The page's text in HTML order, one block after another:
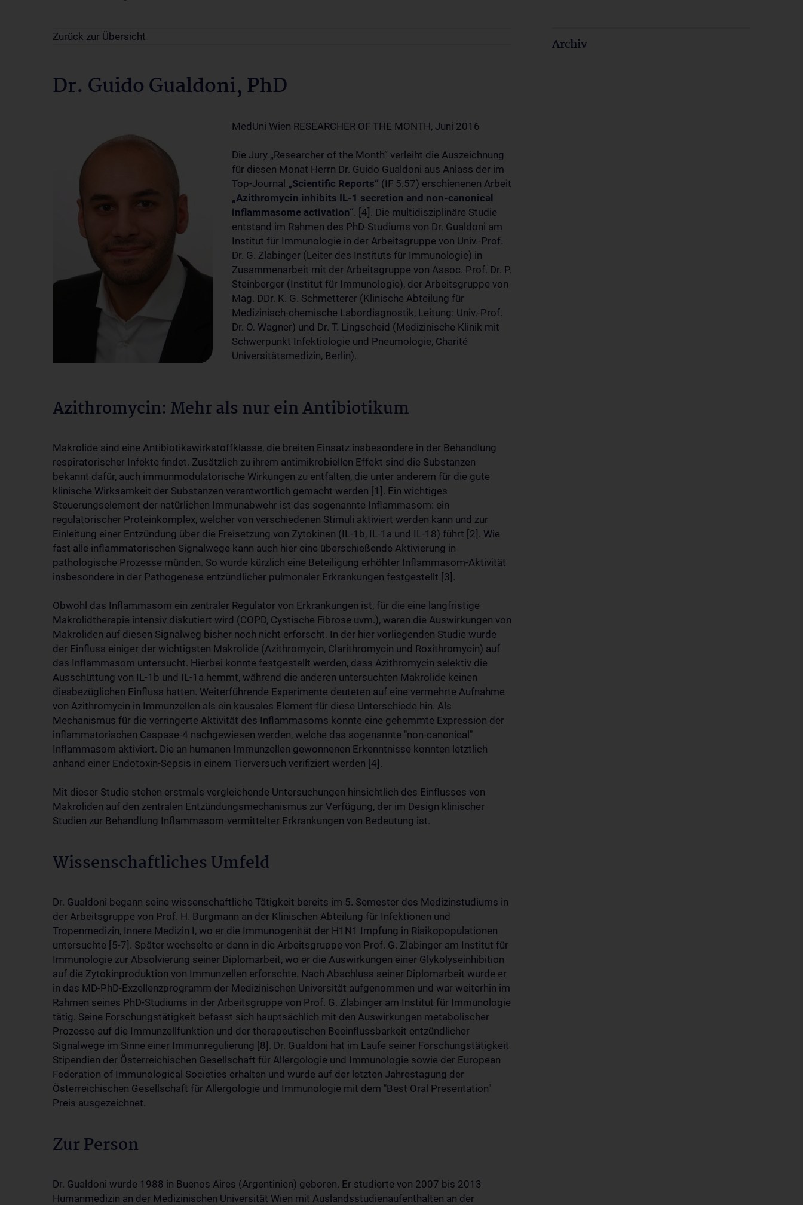
Zurück zur Übersicht
Dr. Guido Gualdoni, PhD
MedUni Wien RESEARCHER OF THE MONTH, Juni 2016
Die Jury „Researcher of the Month” verleiht die Auszeichnung
für diesen Monat Herrn Dr. Guido Gualdoni aus Anlass der im
Top-Journal „Scientific Reports“ (IF 5.57) erschienenen Arbeit
„Azithromycin inhibits IL-1 secretion and non-canonical
inflammasome activation“. [4]. Die multidisziplinäre Studie
entstand im Rahmen des PhD-Studiums von Dr. Gualdoni am
Institut für Immunologie in der Arbeitsgruppe von Univ.-Prof.
Dr. G. Zlabinger (Leiter des Instituts für Immunologie) in
Zusammenarbeit mit der Arbeitsgruppe von Assoc. Prof. Dr. P.
Steinberger (Institut für Immunologie), der Arbeitsgruppe von
Mag. DDr. K. G. Schmetterer (Klinische Abteilung für
Medizinisch-chemische Labordiagnostik, Leitung: Univ.-Prof.
Dr. O. Wagner) und Dr. T. Lingscheid (Medizinische Klinik mit
Schwerpunkt Infektiologie und Pneumologie, Charité
Universitätsmedizin, Berlin).
Azithromycin: Mehr als nur ein Antibiotikum
Makrolide sind eine Antibiotikawirkstoffklasse, die breiten Einsatz insbesondere in der Behandlung
respiratorischer Infekte findet. Zusätzlich zu ihrem antimikrobiellen Effekt sind die Substanzen
bekannt dafür, auch immunmodulatorische Wirkungen zu entfalten, die unter anderem für die gute
klinische Wirksamkeit der Substanzen verantwortlich gemacht werden [1]. Ein wichtiges
Steuerungselement der natürlichen Immunabwehr ist das sogenannte Inflammasom: ein
regulatorischer Proteinkomplex, welcher von verschiedenen Stimuli aktiviert werden kann und zur
Einleitung einer Entzündung über die Freisetzung von Zytokinen (IL-1b, IL-1a und IL-18) führt [2]. Wie
fast alle inflammatorischen Signalwege kann auch hier eine überschießende Aktivierung in
pathologische Prozesse münden. So wurde kürzlich eine Beteiligung erhöhter Inflammasom-Aktivität
insbesondere in der Pathogenese entzündlicher pulmonaler Erkrankungen festgestellt [3].
Obwohl das Inflammasom ein zentraler Regulator von Erkrankungen ist, für die eine langfristige
Makrolidtherapie intensiv diskutiert wird (COPD, Cystische Fibrose uvm.), waren die Auswirkungen von
Makroliden auf diesen Signalweg bisher noch nicht erforscht. In der hier vorliegenden Studie wurde
der Einfluss einiger der wichtigsten Makrolide (Azithromycin, Clarithromycin und Roxithromycin) auf
das Inflammasom untersucht. Hierbei konnte festgestellt werden, dass Azithromycin selektiv die
Ausschüttung von IL-1b und IL-1a hemmt, während die anderen untersuchten Makrolide keinen
diesbezüglichen Einfluss hatten. Weiterführende Experimente deuteten auf eine vermehrte Aufnahme
von Azithromycin in Immunzellen als ein kausales Element für diese Unterschiede hin. Als
Mechanismus für die verringerte Aktivität des Inflammasoms konnte eine gehemmte Expression der
inflammatorischen Caspase-4 nachgewiesen werden, welche das sogenannte "non-canonical"
Inflammasom aktiviert. Die an humanen Immunzellen gewonnenen Erkenntnisse konnten letztlich
anhand einer Endotoxin-Sepsis in einem Tierversuch verifiziert werden [4].
Mit dieser Studie stehen erstmals vergleichende Untersuchungen hinsichtlich des Einflusses von
Makroliden auf den zentralen Entzündungsmechanismus zur Verfügung, der im Design klinischer
Studien zur Behandlung Inflammasom-vermittelter Erkrankungen von Bedeutung ist.
Wissenschaftliches Umfeld
Dr. Gualdoni begann seine wissenschaftliche Tätigkeit bereits im 5. Semester des Medizinstudiums in
der Arbeitsgruppe von Prof. H. Burgmann an der Klinischen Abteilung für Infektionen und
Tropenmedizin, Innere Medizin I, wo er die Immunogenität der H1N1 Impfung in Risikopopulationen
untersuchte [5-7]. Später wechselte er dann in die Arbeitsgruppe von Prof. G. Zlabinger am Institut für
Immunologie zur Absolvierung seiner Diplomarbeit, wo er die Auswirkungen einer Glykolyseinhibition
auf die Zytokinproduktion von Immunzellen erforschte. Nach Abschluss seiner Diplomarbeit wurde er
in das MD-PhD-Exzellenzprogramm der Medizinischen Universität aufgenommen und war weiterhin im
Rahmen seines PhD-Studiums in der Arbeitsgruppe von Prof. G. Zlabinger am Institut für Immunologie
tätig. Seine Forschungstätigkeit befasst sich hauptsächlich mit den Auswirkungen metabolischer
Prozesse auf die Immunzellfunktion und der therapeutischen Beeinflussbarkeit entzündlicher
Signalwege im Sinne einer Immunregulierung [8]. Dr. Gualdoni hat im Laufe seiner Forschungstätigkeit
Stipendien der Österreichischen Gesellschaft für Allergologie und Immunologie sowie der European
Federation of Immunological Societies erhalten und wurde auf der letzten Jahrestagung der
Österreichischen Gesellschaft für Allergologie und Immunologie mit dem "Best Oral Presentation"
Preis ausgezeichnet.
Zur Person
Dr. Gualdoni wurde 1988 in Buenos Aires (Argentinien) geboren. Er studierte von 2007 bis 2013
Humanmedizin an der Medizinischen Universität Wien mit Auslandsstudienaufenthalten an der
Archiv